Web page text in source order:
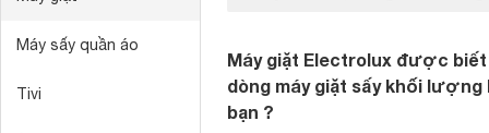
Máy sấy quần áo
Tivi
Máy giặt Electrolux được
dòng máy giặt sấy khối
bạn ?